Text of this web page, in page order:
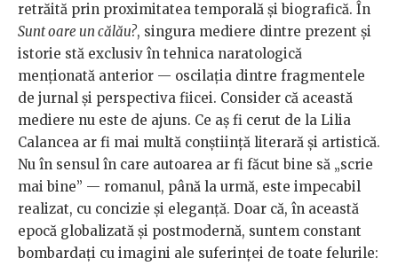
retrăită prin proximitatea temporală și biografică. În
Sunt oare un călău?, singura mediere dintre prezent și
istorie stă exclusiv în tehnica naratologică
menționată anterior — oscilația dintre fragmentele
de jurnal și perspectiva fiicei. Consider că această
mediere nu este de ajuns. Ce aș fi cerut de la Lilia
Calancea ar fi mai multă conștiință literară și artistică.
Nu în sensul în care autoarea ar fi făcut bine să „scrie
mai bine” — romanul, până la urmă, este impecabil
realizat, cu concizie și eleganță. Doar că, în această
epocă globalizată și postmodernă, suntem constant
bombardați cu imagini ale suferinței de toate felurile: